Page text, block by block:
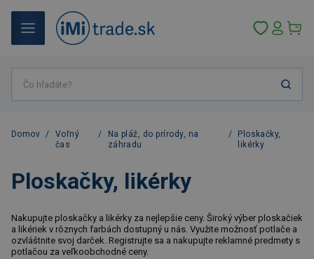
Domov /
Voľný
čas
/
Na pláž, do prírody, na
záhradu
/
Ploskačky,
likérky
Ploskačky, likérky
Nakupujte ploskačky a likérky za nejlepšie ceny. Široký výber ploskačiek
a likériek v rôznych farbách dostupný u nás. Využite možnosť potlače a
ozvláštnite svoj darček. Registrujte sa a nakupujte reklamné predmety s
potlačou za veľkoobchodné ceny.